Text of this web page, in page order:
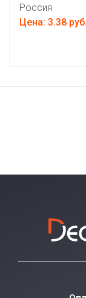
Россия
Цена: 3.38 руб.